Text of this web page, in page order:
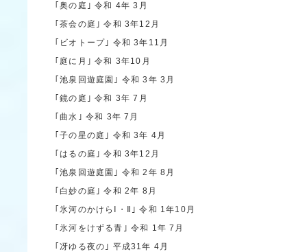
｢奥の庭｣令和 4年 3月
｢茶会の庭｣令和 3年12月
｢ビオトープ｣ 令和 3年11月
｢庭に月｣令和 3年10月
｢池泉回遊庭園｣ 令和 3年 3月
｢鏡の庭｣令和 3年 7月
｢曲水｣ 令和 3年 7月
｢子の星の庭｣ 令和 3年 4月
｢はるの庭｣令和 3年12月
｢池泉回遊庭園｣ 令和 2年 8月
｢白妙の庭｣令和 2年 8月
｢氷河のかけらⅠ・Ⅱ｣令和 1年10月
｢氷河をけずる青｣ 令和 1年 7月
｢冴ゆる夜の｣ 平成31年 4月